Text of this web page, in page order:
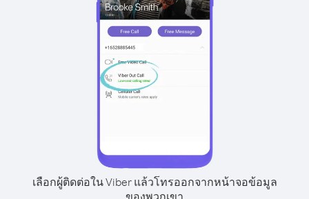
เลือกผู้ติดต่อใน Viber แล้วโทรออกจากหน้าจอข้อมูล
ของพวกเขา